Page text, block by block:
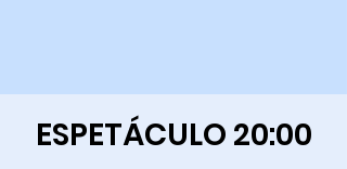
ESPETÁCULO 20:00